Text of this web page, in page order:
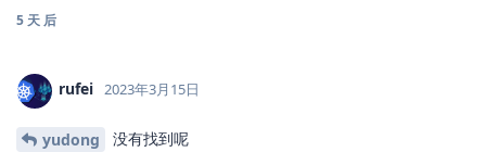
5 天 后
rufei 2023年3月15日
yudong 没有找到呢